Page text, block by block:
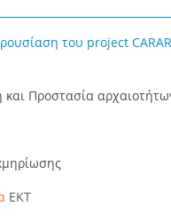
του project
Προστασία
EKT